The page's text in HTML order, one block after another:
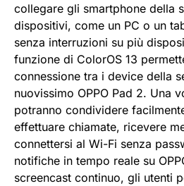
collegare gli smartphone della
dispositivi, come un PC o un
senza interruzioni su più
funzione di ColorOS 13
connessione tra i device della
nuovissimo OPPO Pad 2. Una
potranno condividere
effettuare chiamate, ricevere
connettersi al Wi-Fi senza
notifiche in tempo reale su
screencast continuo, gli utenti